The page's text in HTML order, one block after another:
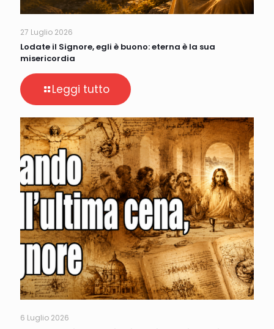
27 Luglio 2026
Lodate il Signore, egli è buono: eterna è la sua
misericordia
Leggi tutto
6 Luglio 2026